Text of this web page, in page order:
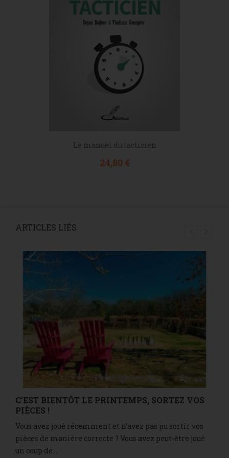
Le manuel du tacticien
Prix
24,80 €
ARTICLES LIÉS
C’EST BIENTÔT LE PRINTEMPS, SORTEZ VOS
PIÈCES !
Vous avez joué récemment et n’avez pas pu sortir vos
pièces de manière correcte ? Vous avez peut-être joué
un coup de...